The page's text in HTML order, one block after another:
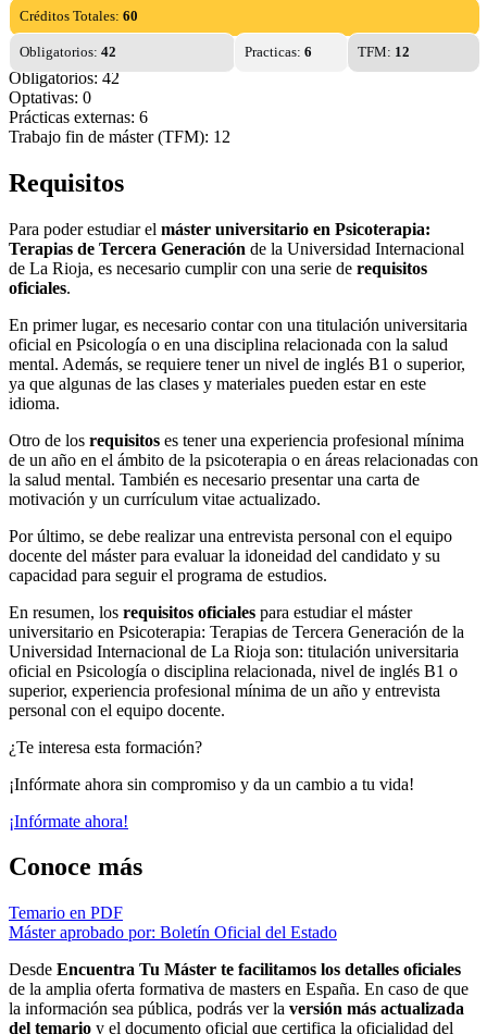
Créditos Totales: 60
Obligatorios: 42 Practicas:6 TFM: 12
Obligatorios: 42
Optativas: 0
Prácticas externas: 6
Trabajo fin de máster (TFM): 12
Requisitos
Para poder estudiar el máster universitario en Psicoterapia:
Terapias de Tercera Generación de la Universidad Internacional
de La Rioja, es necesario cumplir con una serie de requisitos
oficiales.
En primer lugar, es necesario contar con una titulación universitaria
oficial en Psicología o en una disciplina relacionada con la salud
mental. Además, se requiere tener un nivel de inglés B1 o superior,
ya que algunas de las clases y materiales pueden estar en este
idioma.
Otro de los requisitos es tener una experiencia profesional mínima
de un año en el ámbito de la psicoterapia o en áreas relacionadas con
la salud mental. También es necesario presentar una carta de
motivación y un currículum vitae actualizado.
Por último, se debe realizar una entrevista personal con el equipo
docente del máster para evaluar la idoneidad del candidato y su
capacidad para seguir el programa de estudios.
En resumen, los requisitos oficiales para estudiar el máster
universitario en Psicoterapia: Terapias de Tercera Generación de la
Universidad Internacional de La Rioja son: titulación universitaria
oficial en Psicología o disciplina relacionada, nivel de inglés B1 o
superior, experiencia profesional mínima de un año y entrevista
personal con el equipo docente.
¿Te interesa esta formación?
¡Infórmate ahora sin compromiso y da un cambio a tu vida!
¡Infórmate ahora!
Conoce más
Temario en PDF
Máster aprobado por: Boletín Oficial del Estado
Desde Encuentra Tu Máster te facilitamos los detalles oficiales
de la amplia oferta formativa de masters en España. En caso de que
la información sea pública, podrás ver la versión más actualizada
del temario y el documento oficial que certifica la oficialidad del